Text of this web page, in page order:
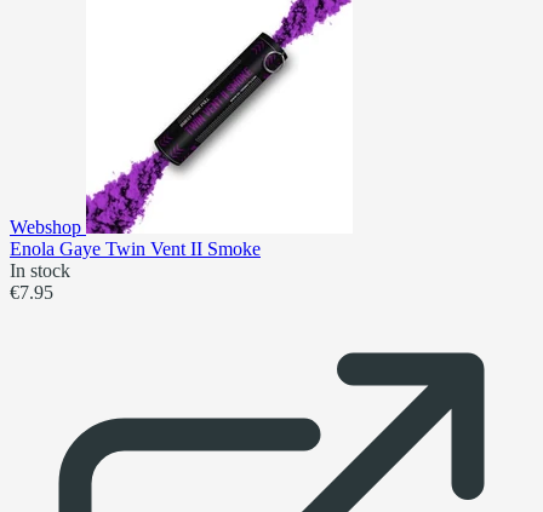
Webshop
Enola Gaye Twin Vent II Smoke
In stock
€7.95